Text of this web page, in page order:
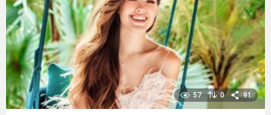
57 0 91